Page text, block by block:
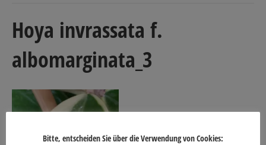
Hoya invrassata f.
albomarginata_3
Bitte, entscheiden Sie über die Verwendung von Cookies: